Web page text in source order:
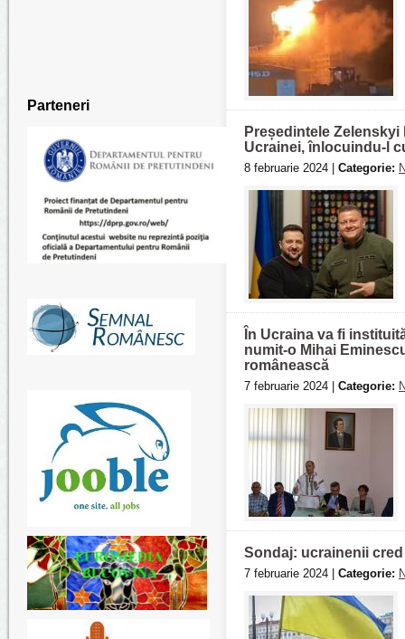
Parteneri
Președintele
Ucrainei, înlocuindu-l
8 februarie 2024 | Categorie:
În Ucraina va fi
numit-o Mihai
românească
7 februarie 2024 | Categorie:
​Sondaj: ucrainenii
7 februarie 2024 | Categorie: